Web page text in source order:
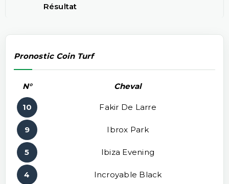
Résultat
Pronostic Coin Turf
N° Cheval
10 Fakir De Larre
9 Ibrox Park
5 Ibiza Evening
4 Incroyable Black